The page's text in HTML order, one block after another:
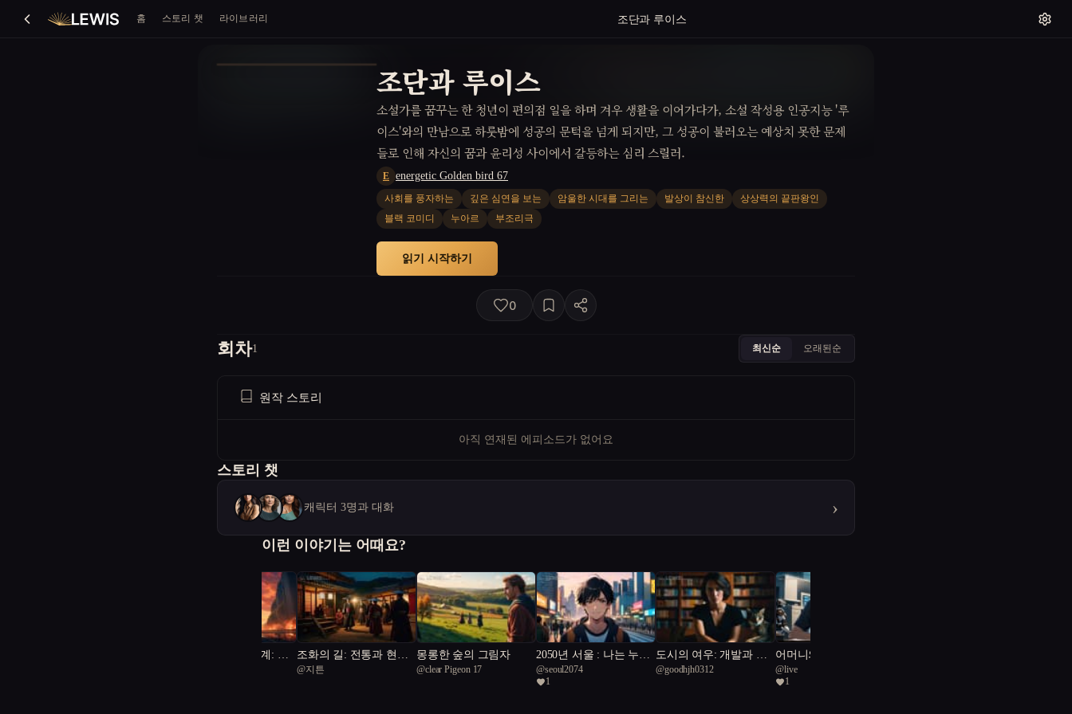
홈 스토리 챗 라이브러리 조단과 루이스
조단과 루이스
소설가를 꿈꾸는 한 청년이 편의점 일을 하며 겨우 생활을 이어가다가, 소설 작성용 인공지능 '루
이스'와의 만남으로 하룻밤에 성공의 문턱을 넘게 되지만, 그 성공이 불러오는 예상치 못한 문제
들로 인해 자신의 꿈과 윤리성 사이에서 갈등하는 심리 스릴러.
E energetic Golden bird 67
사회를 풍자하는 깊은 심연을 보는 암울한 시대를 그리는 발상이 참신한
상상력의 끝판왕인
블랙 코미디
누아르 부조리극
읽기 시작하기
0
회차1 최신순 오래된순
원작 스토리
아직 연재된 에피소드가 없어요
스토리 챗
캐릭터 3명과 대화 ›
이런 이야기는 어때요?
가상과 현실의 경계: 우
조화의 길: 전통과 현대
사이에서
@지튼
몽롱한 숲의 그림자
@clear Pigeon 17
2050년 서울 : 나는 누구
인가?
@seoul2074
1
도시의 여우: 개발과 유
머 사이
@goodhjh0312
어머니의 인형극
@live
1